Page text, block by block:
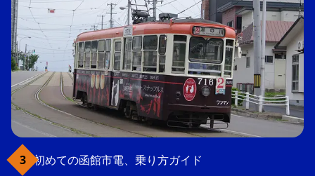
初めての函館市電、乗り方ガイド